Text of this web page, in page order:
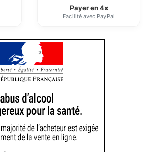
Payer en 4x
Facilité avec PayPal